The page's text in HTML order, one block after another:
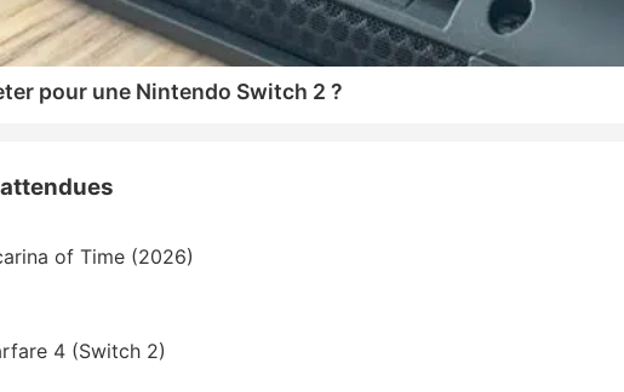
pour une Nintendo Switch 2 ?
of Time (2026)
4 (Switch 2)